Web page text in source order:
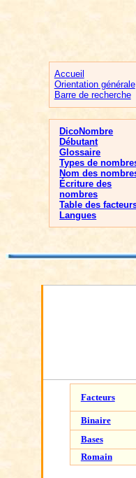
Accueil
Orientation générale
Barre de recherche
DicoNombre
Débutant
Glossaire
Types de
Nom des
Écriture des
nombres
Table des
Langues
Facteurs
Binaire
Bases
Romain